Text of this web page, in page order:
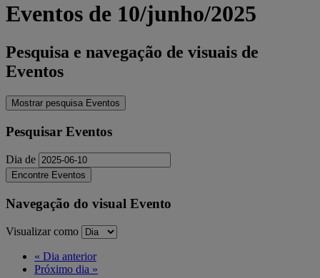
Eventos de 10/junho/2025
Pesquisa e navegação de visuais de
Eventos
Mostrar pesquisa Eventos
Pesquisar Eventos
Dia de
Navegação do visual Evento
Visualizar como
« Dia anterior
Próximo dia »